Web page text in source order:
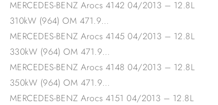
MERCEDES-BENZ Arocs 4142 04/2013 – 12.8L
310kW (964) OM 471.9…
MERCEDES-BENZ Arocs 4145 04/2013 – 12.8L
330kW (964) OM 471.9…
MERCEDES-BENZ Arocs 4148 04/2013 – 12.8L
350kW (964) OM 471.9…
MERCEDES-BENZ Arocs 4151 04/2013 – 12.8L